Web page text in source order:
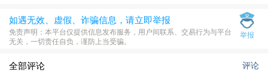
如遇无效、虚假、诈骗信息，请立即举报
​免责声明​​：本平台仅提供信息发布服务，用户间联系、交易行为与平台
无关，一切责任自负，谨防上当受骗。
举报
全部评论 评论